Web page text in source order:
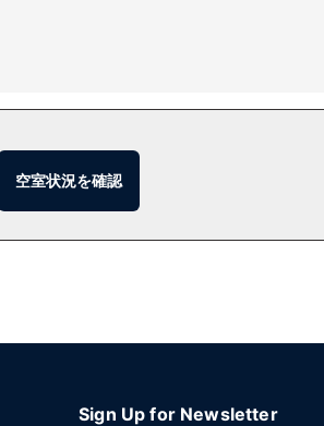
ィ (無料)、ヘアドライヤーが備わっていま
でルームサービス (営業時間限定)も利用で
～ 11:30 までお召し上がりいただけます (
空室状況を確認
Sign Up for Newsletter